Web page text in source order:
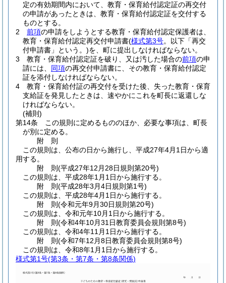
定の有効期間内において、教育・保育給付認定証の再交付
の申請があったときは、教育・保育給付認定証を交付する
ものとする。
2
前項の申請をしようとする教育・保育給付認定保護者は、
教育・保育給付認定再交付申請書(様式第3号。以下「再交
付申請書」という。)を、町に提出しなければならない。
3
教育・保育給付認定証を破り、又は汚した場合の前項の申
請には、 同項の再交付申請書に、その教育・保育給付認定
証を添付しなければならない。
4
教育・保育給付証の再交付を受けた後、失った教育・保育
支給証を発見したときは、速やかにこれを町長に返還しな
ければならない。
(補則)
第14条
この規則に定めるもののほか、必要な事項は、町長
が別に定める。
附 則
この規則は、公布の日から施行し、平成27年4月1日から適
用する。
附 則(平成27年12月28日規則第20号)
この規則は、平成28年1月1日から施行する。
附 則(平成28年3月4日規則第1号)
この規則は、平成28年4月1日から施行する。
附 則(令和元年9月30日規則第20号)
この規則は、令和元年10月1日から施行する。
附 則(令和4年10月31日教育委員会規則第8号)
この規則は、令和4年11月1日から施行する。
附 則(令和7年12月8日教育委員会規則第8号)
この規則は、令和8年1月1日から施行する。
様式第1号(第3条・第7条・第8条関係)